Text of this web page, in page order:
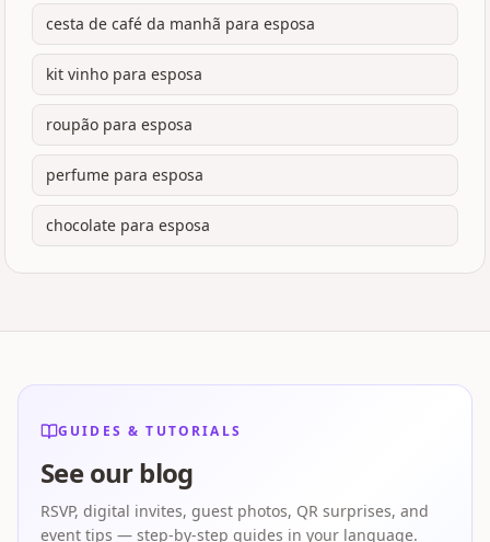
cesta de café da manhã para esposa
kit vinho para esposa
roupão para esposa
perfume para esposa
chocolate para esposa
GUIDES & TUTORIALS
See our blog
RSVP, digital invites, guest photos, QR surprises, and
event tips — step-by-step guides in your language.